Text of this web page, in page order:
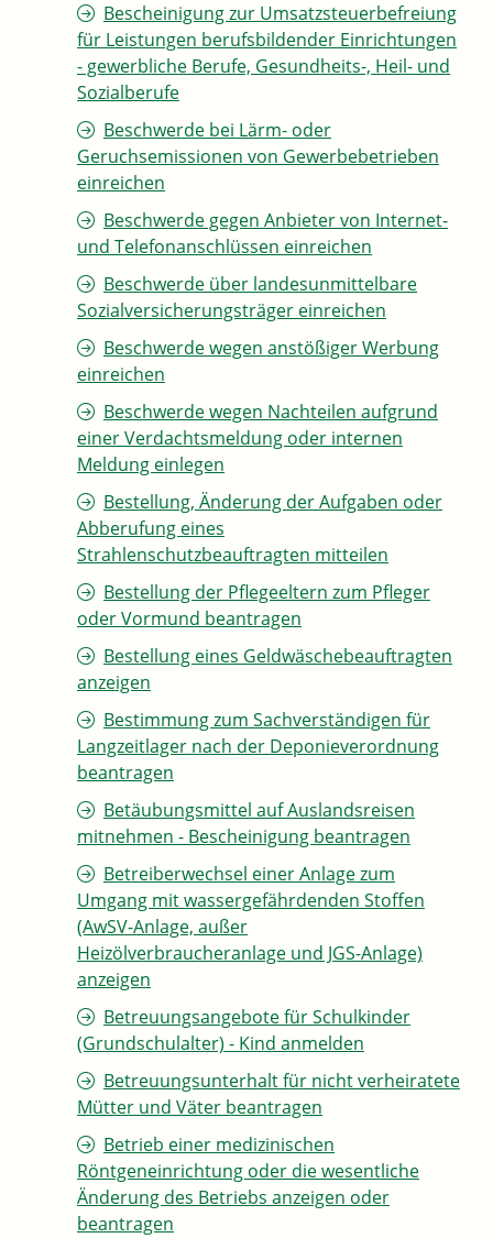
Bescheinigung zur Umsatzsteuerbefreiung
für Leistungen berufsbildender Einrichtungen
- gewerbliche Berufe, Gesundheits-, Heil- und
Sozialberufe
Beschwerde bei Lärm- oder
Geruchsemissionen von Gewerbebetrieben
einreichen
Beschwerde gegen Anbieter von Internet-
und Telefonanschlüssen einreichen
Beschwerde über landesunmittelbare
Sozialversicherungsträger einreichen
Beschwerde wegen anstößiger Werbung
einreichen
Beschwerde wegen Nachteilen aufgrund
einer Verdachtsmeldung oder internen
Meldung einlegen
Bestellung, Änderung der Aufgaben oder
Abberufung eines
Strahlenschutzbeauftragten mitteilen
Bestellung der Pflegeeltern zum Pfleger
oder Vormund beantragen
Bestellung eines Geldwäschebeauftragten
anzeigen
Bestimmung zum Sachverständigen für
Langzeitlager nach der Deponieverordnung
beantragen
Betäubungsmittel auf Auslandsreisen
mitnehmen - Bescheinigung beantragen
Betreiberwechsel einer Anlage zum
Umgang mit wassergefährdenden Stoffen
(AwSV-Anlage, außer
Heizölverbraucheranlage und JGS-Anlage)
anzeigen
Betreuungsangebote für Schulkinder
(Grundschulalter) - Kind anmelden
Betreuungsunterhalt für nicht verheiratete
Mütter und Väter beantragen
Betrieb einer medizinischen
Röntgeneinrichtung oder die wesentliche
Änderung des Betriebs anzeigen oder
beantragen